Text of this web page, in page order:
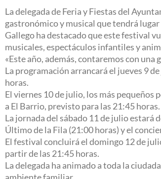
La delegada de Feria y Fiestas del
gastronómico y musical que tendrá
Gallego ha destacado que este festival
musicales, espectáculos infantiles y
«Este año, además, contaremos con
La programación arrancará el jueves 9
horas.
El viernes 10 de julio, los más
a El Barrio, previsto para las 21:45 horas.
La jornada del sábado 11 de julio
Último de la Fila (21:00 horas) y el
El festival concluirá el domingo 12 de
partir de las 21:45 horas.
La delegada ha animado a toda la